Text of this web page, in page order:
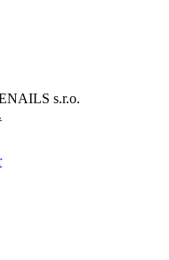
s.r.o.